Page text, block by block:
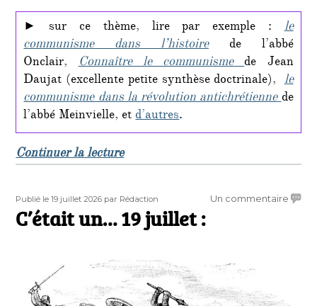
► sur ce thème, lire par exemple :le
communisme dans l’histoirede l’abbé
Onclair,Connaître le communisme de Jean
Daujat (excellente petite synthèse doctrinale),le
communisme dans la révolution antichrétiennede
l’abbé Meinvielle, etd’autres.
Continuer la lecturede « C’était un… 20 juillet : »
Publié
Publié le 19 juillet 2026 Auteur
par Rédaction Un commentairesur
C’était un… 19 juillet :